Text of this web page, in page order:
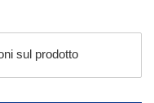
sul prodotto